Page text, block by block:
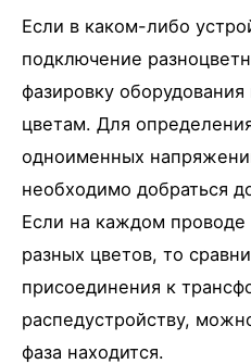
Если в каком-либо
подключение
фазировку
цветам. Для
одноименных
необходимо добраться
Если на каждом проводе
разных цветов, то
присоединения к
распедустройству,
фаза находится.